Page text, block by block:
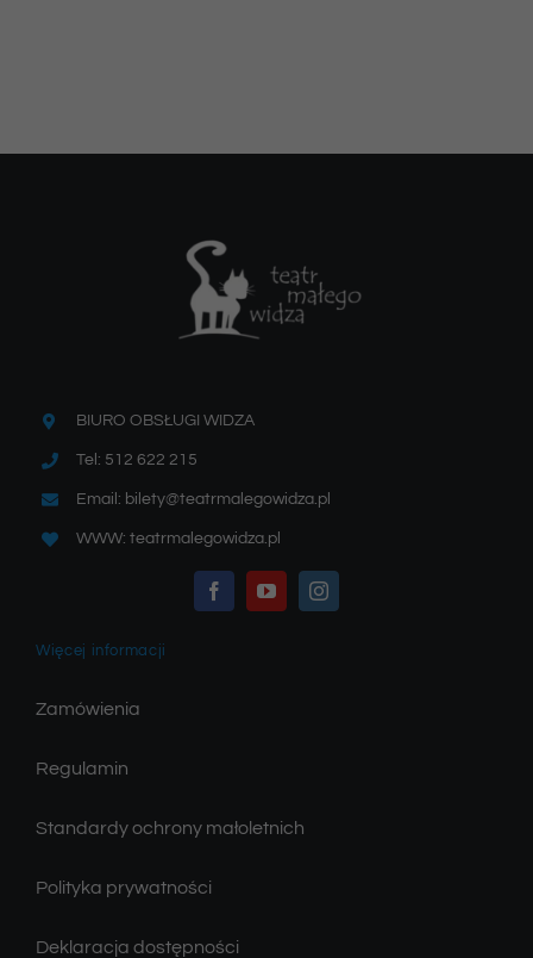
BIURO OBSŁUGI WIDZA
Tel: 512 622 215
Email: bilety@teatrmalegowidza.pl
WWW: teatrmalegowidza.pl
Więcej informacji
Zamówienia
Regulamin
Standardy ochrony małoletnich
Polityka prywatności
Deklaracja dostępności